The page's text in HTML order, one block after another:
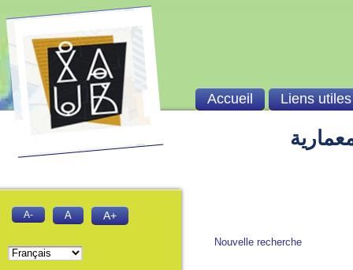
Nouvelle recherche
Accueil Liens utiles
A- A A+